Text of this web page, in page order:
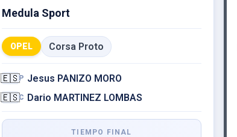
Medula Sport
OPEL Corsa Proto
🇪🇸P Jesus PANIZO MORO
🇪🇸C Dario MARTINEZ LOMBAS
TIEMPO FINAL